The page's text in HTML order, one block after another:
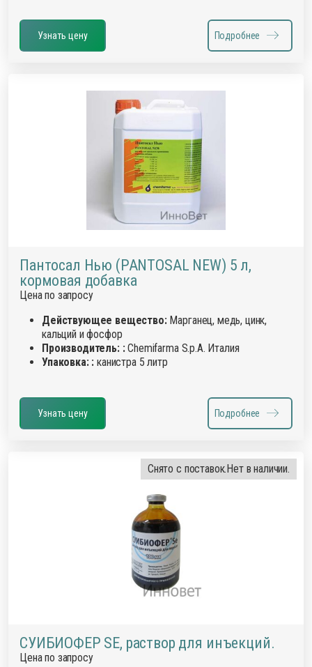
Узнать цену Подробнее
Пантосал Нью (PANTOSAL NEW) 5 л,
кормовая добавка
Цена по запросу
Действующее вещество:Марганец, медь, цинк,
кальций и фосфор
Производитель: :Chemifarma S.p.A. Италия
Упаковка: : канистра 5 литр
Узнать цену Подробнее
Снято с поставок.Нет в наличии.
СУИБИОФЕР SE, раствор для инъекций.
Цена по запросу